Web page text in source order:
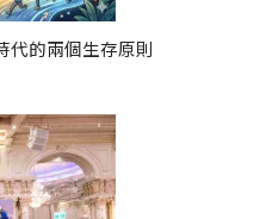
代的兩個生存原則